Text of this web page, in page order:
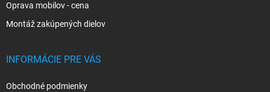
Oprava mobilov - cena
Montáž zakúpených dielov
INFORMÁCIE PRE VÁS
Obchodné podmienky